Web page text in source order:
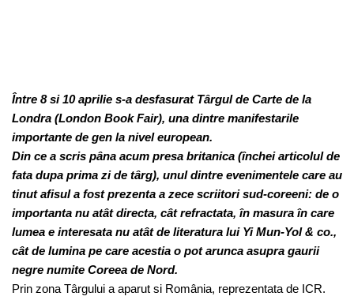
Între 8 si 10 aprilie s-a desfasurat Târgul de Carte de la
Londra (London Book Fair), una dintre manifestarile
importante de gen la nivel european.
Din ce a scris pâna acum presa britanica (închei articolul de
fata dupa prima zi de târg), unul dintre evenimentele care au
tinut afisul a fost prezenta a zece scriitori sud-coreeni: de o
importanta nu atât directa, cât refractata, în masura în care
lumea e interesata nu atât de literatura lui Yi Mun-Yol & co.,
cât de lumina pe care acestia o pot arunca asupra gaurii
negre numite Coreea de Nord.
Prin zona Târgului a aparut si România, reprezentata de ICR.